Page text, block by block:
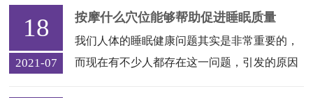
所以有许多懂得生活的人喜欢做按摩SPA,那么
大家知道做...
18
2021-07
按摩什么穴位能够帮助促进睡眠质量
我们人体的睡眠健康问题其实是非常重要的，
而现在有不少人都存在这一问题，引发的原因